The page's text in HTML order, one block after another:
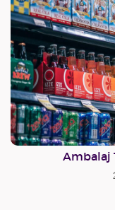
Ambalaj